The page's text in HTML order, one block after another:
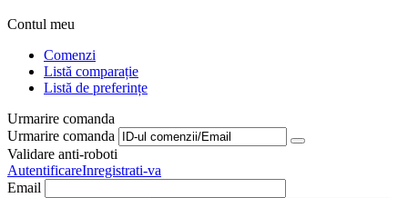
Contul meu
Comenzi
Listă comparație
Listă de preferințe
Urmarire comanda
Urmarire comanda
Validare anti-roboti
AutentificareInregistrati-va
Email